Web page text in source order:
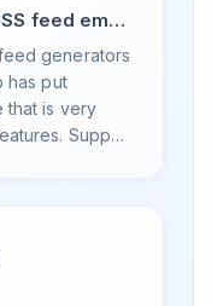
feed email
generators
has put
that is very
Support
news
it. Thank